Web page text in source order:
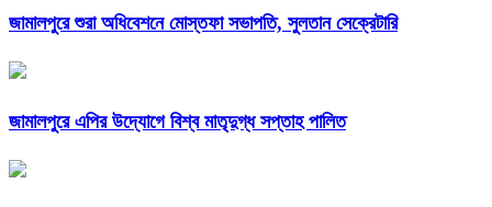
জামালপুরে শুরা অধিবেশনে মোস্তফা সভাপতি, সুলতান সেক্রেটারি
জামালপুরে এপির উদ্যোগে বিশ্ব মাতৃদুগ্ধ সপ্তাহ পালিত